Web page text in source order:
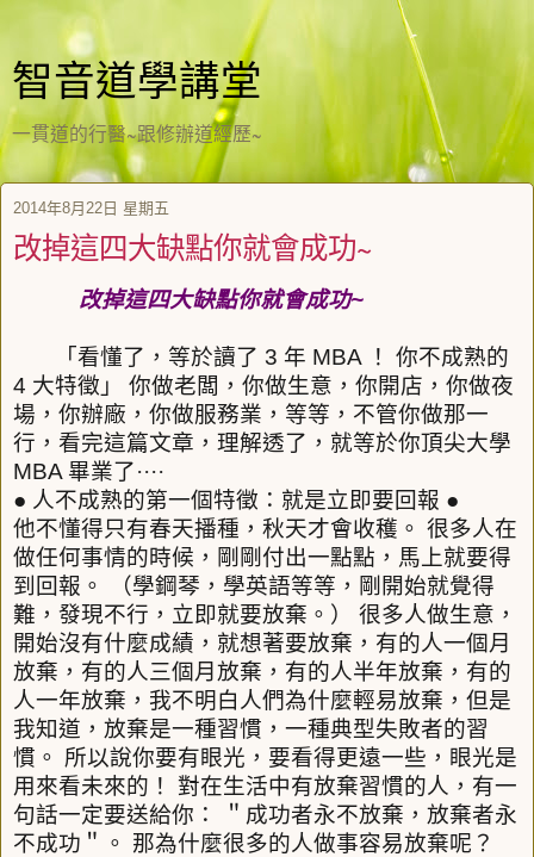
智音道學講堂
一貫道的行醫~跟修辦道經歷~
2014年8月22日 星期五
改掉這四大缺點你就會成功~
改掉這四大缺點你就會成功~
「看懂了，等於讀了 3 年 MBA ！
你不成熟的
4 大特徵」
你做老闆，你做生意，你開店，你做夜
場，你辦廠，你做服務業，等等，不管你做那一
行，看完這篇文章，理解透了，就等於你頂尖大學
MBA 畢業了····
● 人不成熟的第一個特徵：就是立即要回報 ●
他不懂得只有春天播種，秋天才會收穫。 很多人在
做任何事情的時候，剛剛付出一點點，馬上就要得
到回報。
（學鋼琴，學英語等等，剛開始就覺得
難，發現不行，立即就要放棄。）
很多人做生意，
開始沒有什麼成績，就想著要放棄，有的人一個月
放棄，有的人三個月放棄，有的人半年放棄，有的
人一年放棄，我不明白人們為什麼輕易放棄，但是
我知道，放棄是一種習慣，一種典型失敗者的習
慣。 所以說你要有眼光，要看得更遠一些，眼光是
用來看未來的！
對在生活中有放棄習慣的人，有一
句話一定要送給你：
＂成功者永不放棄，放棄者永
不成功＂。 那為什麼很多的人做事容易放棄呢？